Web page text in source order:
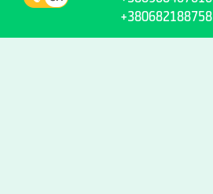
+380682188758